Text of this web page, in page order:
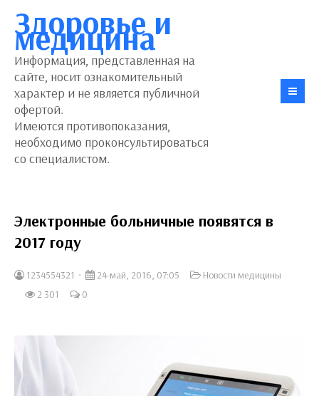
Здоровье и
медицина
Информация, представленная на
сайте, носит ознакомительный
характер и не является публичной
офертой.
Имеются противопоказания,
необходимо проконсультироваться
со специалистом.
Электронные больничные появятся в
2017 году
1234554321 24-май, 2016, 07:05
Новости медицины
2 301
0